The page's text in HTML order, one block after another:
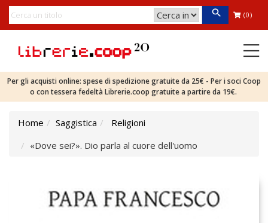
(0)
Per gli acquisti online: spese di spedizione gratuite da 25€ - Per i soci Coop
o con tessera fedeltà Librerie.coop gratuite a partire da 19€.
Home Saggistica
Religioni
«Dove sei?». Dio parla al cuore dell'uomo